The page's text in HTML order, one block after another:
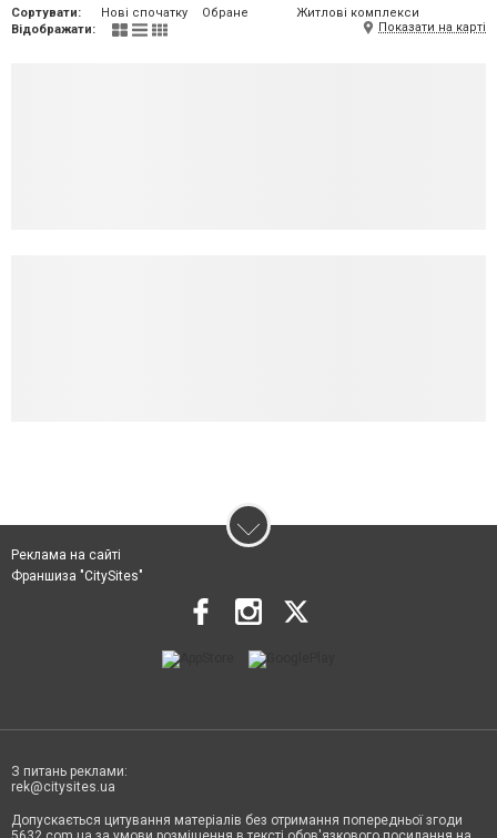
Сортувати: Нові спочатку Обране
Житлові комплекси
Відображати:
Показати на карті
Реклама на сайті
Франшиза "CitySites"
З питань реклами:
rek@citysites.ua
Допускається цитування матеріалів без отримання попередньої згоди